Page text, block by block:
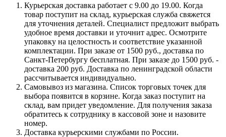
Курьерская доставка работает с 9.00 до 19.00. Когда
товар поступит на склад, курьерская служба свяжется
для уточнения деталей. Специалист предложит выбрать
удобное время доставки и уточнит адрес. Осмотрите
упаковку на целостность и соответствие указанной
комплектации. При заказе от 1500 руб., доставка по
Санкт-Петербургу бесплатная. При заказе до 1500 руб. -
доставка 200 руб. Доставка по ленинградской области
рассчитывается индивидуально.
Самовывоз из магазина. Список торговых точек для
выбора появится в корзине. Когда заказ поступит на
склад, вам придет уведомление. Для получения заказа
обратитесь к сотруднику в кассовой зоне и назовите
номер.
Доставка курьерскими службами по России.